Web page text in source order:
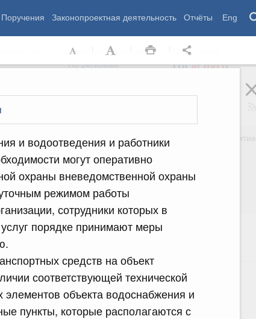
Поручения Законопроектная деятельность Отчёты Eng
и водоотведения и работники
могут оперативно
охраны вневедомственной охраны
режимом работы
сотрудники которых в
порядке принимают меры
средств на объект
соответствующей технической
элементов объекта водоснабжения и
пункты, которые располагаются с
Советы и комиссии
По регионам
Обращения
Экология
Жильё и города
Транспорт и связь
Энергетика
Промышленность
Сельское хозяйство
Региональное развитие
Дальний Восток
Безопасность